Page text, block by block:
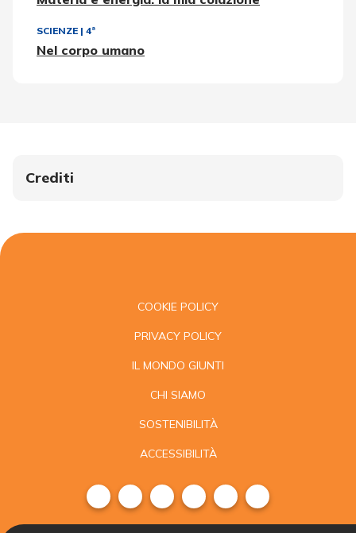
SCIENZE | 4ª
Nel corpo umano
Crediti
COOKIE POLICY
PRIVACY POLICY
IL MONDO GIUNTI
CHI SIAMO
SOSTENIBILITÀ
ACCESSIBILITÀ